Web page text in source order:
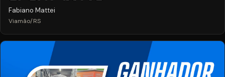
Fabiano Mattei
Viamão/RS